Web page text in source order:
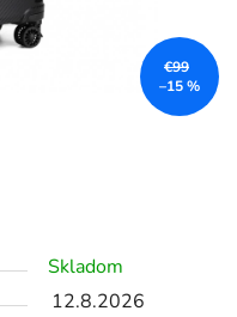
Skladom
12.8.2026
€99
–15 %